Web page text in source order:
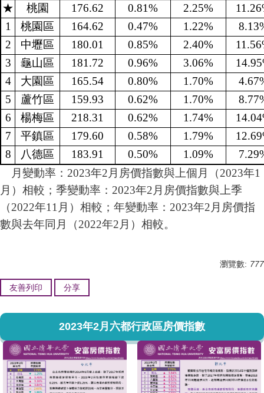
★
桃園 176.62 0.81% 2.25%
1
桃園區 164.62 0.47% 1.22%
2
中壢區 180.01 0.85% 2.40%
3
龜山區 181.72 0.96% 3.06%
4
大園區 165.54 0.80% 1.70%
5
蘆竹區 159.93 0.62% 1.70%
6
楊梅區 218.31 0.62% 1.74%
7
平鎮區 179.60 0.58% 1.79%
8
八德區 183.91 0.50% 1.09%
月變動率：2023年2月房價指數與上個月（2023年1
月）相較；季變動率：2023年2月房價指數與上季
（2022年11月）相較；年變動率：2023年2月房價指
數與去年同月（2022年2月）相較。
瀏覽數: 777
友善列印 分享
2023年2月六都行政區房價指數